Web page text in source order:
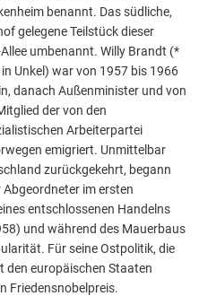
benannt. Das südliche,
gelegene Teilstück dieser
umbenannt. Willy Brandt (*
Unkel) war von 1957 bis 1966
danach Außenminister und von
der von den
Arbeiterpartei
emigriert. Unmittelbar
zurückgekehrt, begann
im ersten
entschlossenen Handelns
und während des Mauerbaus
Für seine Ostpolitik, die
den europäischen Staaten
Friedensnobelpreis.